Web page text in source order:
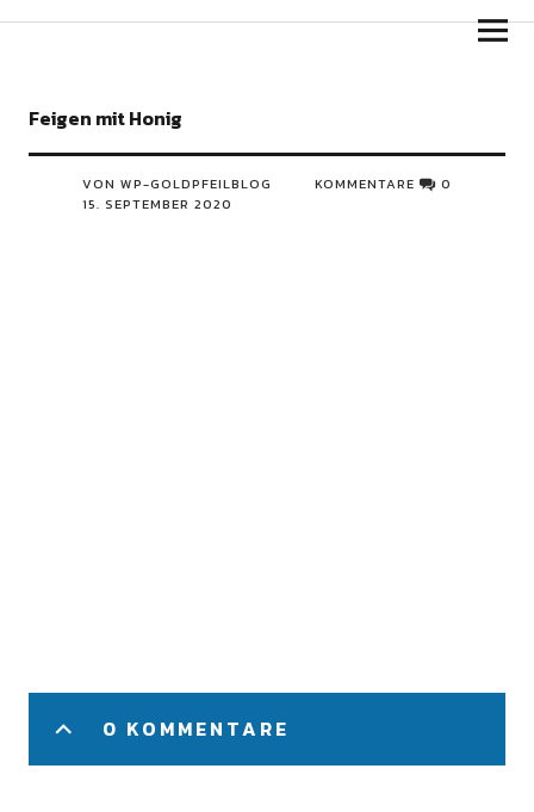
Goldpfeil Blog
Feigen mit Honig
VON WP-GOLDPFEILBLOG
15. SEPTEMBER 2020
KOMMENTARE 0
0 KOMMENTARE